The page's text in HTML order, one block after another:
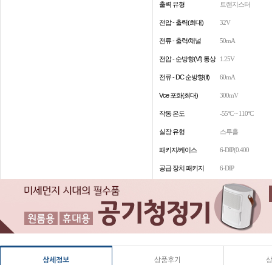
출력 유형 트랜지스터
전압 - 출력(최대) 32V
전류 - 출력/채널 50mA
전압 - 순방향(Vf) 통상 1.25V
전류 - DC 순방향(If) 60mA
Vce 포화(최대) 300mV
작동 온도 -55°C ~ 110°C
실장 유형 스루홀
패키지/케이스 6-DIP(0.400
공급 장치 패키지 6-DIP
상세정보 상품후기